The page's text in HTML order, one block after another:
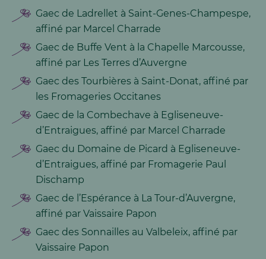
Gaec de Ladrellet à Saint-Genes-Champespe,
affiné par Marcel Charrade
Gaec de Buffe Vent à la Chapelle Marcousse,
affiné par Les Terres d’Auvergne
Gaec des Tourbières à Saint-Donat, affiné par
les Fromageries Occitanes
Gaec de la Combechave à Egliseneuve-
d’Entraigues, affiné par Marcel Charrade
Gaec du Domaine de Picard à Egliseneuve-
d’Entraigues, affiné par Fromagerie Paul
Dischamp
Gaec de l’Espérance à La Tour-d’Auvergne,
affiné par Vaissaire Papon
Gaec des Sonnailles au Valbeleix, affiné par
Vaissaire Papon